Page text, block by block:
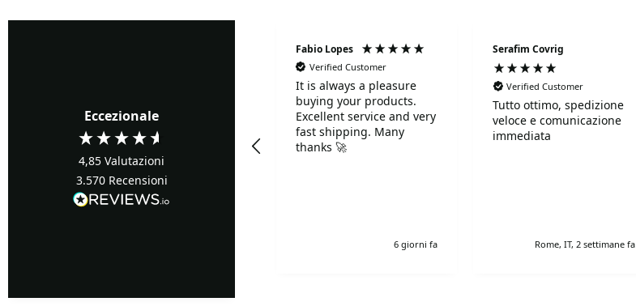
Eccezionale
4,85 Valutazioni
3.570 Recensioni
e racchetta tutto ok
Fabio Lopes
Verified Customer
It is always a pleasure
buying your products.
Excellent service and very
fast shipping. Many
thanks 🚀
6 giorni fa
Serafim Covrig
Verified Customer
Tutto ottimo, spedizione
veloce e comunicazione
immediata
Rome, IT, 2 settimane fa